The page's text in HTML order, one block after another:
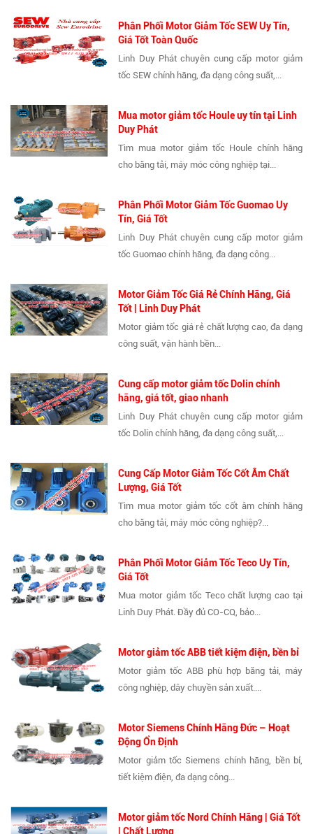
Phân Phối Motor Giảm Tốc SEW Uy Tín,
Giá Tốt Toàn Quốc
Linh Duy Phát chuyên cung cấp motor giảm
tốc SEW chính hãng, đa dạng công suất,...
Mua motor giảm tốc Houle uy tín tại Linh
Duy Phát
Tìm mua motor giảm tốc Houle chính hãng
cho băng tải, máy móc công nghiệp tại...
Phân Phối Motor Giảm Tốc Guomao Uy
Tín, Giá Tốt
Linh Duy Phát chuyên cung cấp motor giảm
tốc Guomao chính hãng, đa dạng công...
Motor Giảm Tốc Giá Rẻ Chính Hãng, Giá
Tốt | Linh Duy Phát
Motor giảm tốc giá rẻ chất lượng cao, đa dạng
công suất, vận hành bền...
Cung cấp motor giảm tốc Dolin chính
hãng, giá tốt, giao nhanh
Linh Duy Phát chuyên cung cấp motor giảm
tốc Dolin chính hãng, đa dạng công suất,...
Cung Cấp Motor Giảm Tốc Cốt Âm Chất
Lượng, Giá Tốt
Tìm mua motor giảm tốc cốt âm chính hãng
cho băng tải, máy móc công nghiệp?...
Phân Phối Motor Giảm Tốc Teco Uy Tín,
Giá Tốt
Mua motor giảm tốc Teco chất lượng cao tại
Linh Duy Phát. Đầy đủ CO-CQ, bảo...
Motor giảm tốc ABB tiết kiệm điện, bền bỉ
Motor giảm tốc ABB phù hợp băng tải, máy
công nghiệp, dây chuyền sản xuất....
Motor Siemens Chính Hãng Đức – Hoạt
Động Ổn Định
Motor giảm tốc Siemens chính hãng, bền bỉ,
tiết kiệm điện, đa dạng công...
Motor giảm tốc Nord Chính Hãng | Giá Tốt
| Chất Lượng